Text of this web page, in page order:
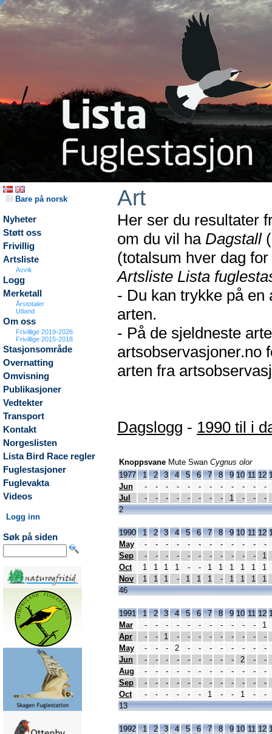
Bare på norsk
Nyheter
Støtt oss
Frivillig
Artsliste
Avvik
Logg
Merketall
Årstotaler
Utland
Om oss
Frivillige 2019-2026
Frivillige 2015-2018
Stasjonsområde
Overnatting
Omvisning
Publikasjoner
Vedtekter
Transport
Kontakt
Norgeslisten
Lista Bird Race regler
Fuglestasjoner
Fuglevakta
Videos
Logg inn
Søk på siden
Art
Her ser du resultater
om du vil ha Dagstall
(totalsum hver dag
Artsliste Lista
- Du kan trykke på en
arten.
- På de sjeldneste
artsobservasjoner.no
arten fra
Dagslogg - 1990 til i
Knoppsvane Mute Swan Cygnus olor
1977
1 2 3 4 5 6 7 8 9 10 11 12
Jun
- - - - - - - - - - -
-
Jul
- - - - - - - - 1 - -
-
2
1990 1 2 3 4 5 6 7 8 9 10 11 12
May
- - - - - - - - - - -
-
Sep
- - - - - - - - - - -
1
Oct
1 1 1 1 - - 1 1 1 1 1
1
Nov
1 1 1 - 1 1 1 - 1 1 1
1
46
1991 1 2 3 4 5 6 7 8 9 10 11 12
Mar
- - - - - - - - - - -
1
Apr
- - 1 - - - - - - - -
-
May
- - - 2 - - - - - - -
-
Jun
- - - - - - - - - 2 -
-
Aug
- - - - - - - - - - -
-
Sep
- - - - - - - - - - -
-
Oct
- - - - - - 1 - - 1 -
-
13
1992 1 2 3 4 5 6 7 8 9 10 11 12